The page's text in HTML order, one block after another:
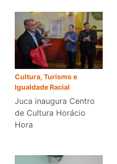
Cultura, Turismo e
Igualdade Racial
Juca inaugura Centro
de Cultura Horácio
Hora